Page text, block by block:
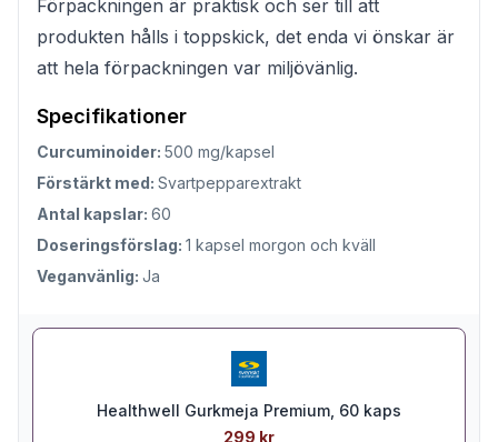
Förpackningen är praktisk och ser till att
produkten hålls i toppskick, det enda vi önskar är
att hela förpackningen var miljövänlig.
Specifikationer
Curcuminoider: 500 mg/kapsel
Förstärkt med: Svartpepparextrakt
Antal kapslar: 60
Doseringsförslag: 1 kapsel morgon och kväll
Veganvänlig: Ja
Healthwell Gurkmeja Premium, 60 kaps
299 kr